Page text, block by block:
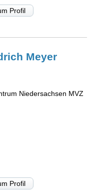
Profil
Meyer
Niedersachsen MVZ
Profil